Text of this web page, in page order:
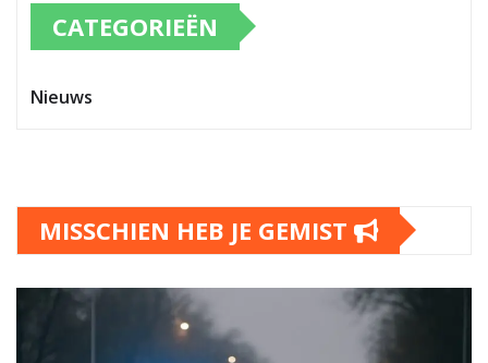
CATEGORIEËN
Nieuws
MISSCHIEN HEB JE GEMIST